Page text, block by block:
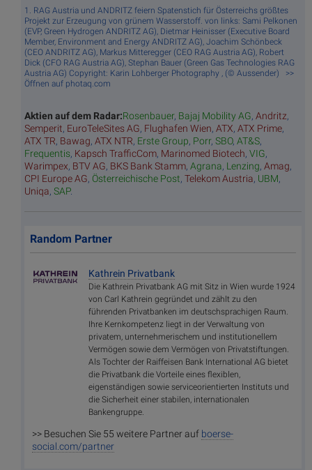
1. RAG Austria und ANDRITZ feiern Spatenstich für Österreichs größtes
Projekt zur Erzeugung von grünem Wasserstoff. von links: Sami Pelkonen
(EVP, Green Hydrogen ANDRITZ AG), Dietmar Heinisser (Executive Board
Member, Environment and Energy ANDRITZ AG), Joachim Schönbeck
(CEO ANDRITZ AG), Markus Mitteregger (CEO RAG Austria AG), Robert
Dick (CFO RAG Austria AG), Stephan Bauer (Green Gas Technologies RAG
Austria AG) Copyright: Karin Lohberger Photography , (© Aussender) >>
Öffnen auf photaq.com
Aktien auf dem Radar:Rosenbauer, Bajaj Mobility AG, Andritz,
Semperit, EuroTeleSites AG, Flughafen Wien, ATX, ATX Prime,
ATX TR, Bawag, ATX NTR, Erste Group, Porr, SBO, AT&S,
Frequentis, Kapsch TrafficCom, Marinomed Biotech, VIG,
Warimpex, BTV AG, BKS Bank Stamm, Agrana, Lenzing, Amag,
CPI Europe AG, Österreichische Post, Telekom Austria, UBM,
Uniqa, SAP.
Random Partner
Kathrein Privatbank
Die Kathrein Privatbank AG mit Sitz in Wien wurde 1924
von Carl Kathrein gegründet und zählt zu den
führenden Privatbanken im deutschsprachigen Raum.
Ihre Kernkompetenz liegt in der Verwaltung von
privatem, unternehmerischem und institutionellem
Vermögen sowie dem Vermögen von Privatstiftungen.
Als Tochter der Raiffeisen Bank International AG bietet
die Privatbank die Vorteile eines flexiblen,
eigenständigen sowie serviceorientierten Instituts und
die Sicherheit einer stabilen, internationalen
Bankengruppe.
>> Besuchen Sie 55 weitere Partner auf boerse-
social.com/partner